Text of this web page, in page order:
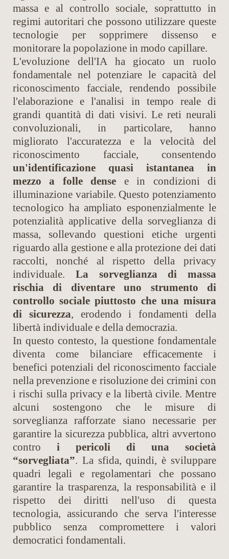
massa e al controllo sociale, soprattutto in
regimi autoritari che possono utilizzare queste
tecnologie per sopprimere dissenso e
monitorare la popolazione in modo capillare.
L'evoluzione dell'IA ha giocato un ruolo
fondamentale nel potenziare le capacità del
riconoscimento facciale, rendendo possibile
l'elaborazione e l'analisi in tempo reale di
grandi quantità di dati visivi. Le reti neurali
convoluzionali, in particolare, hanno
migliorato l'accuratezza e la velocità del
riconoscimento facciale, consentendo
un'identificazione quasi istantanea in
mezzo a folle dense e in condizioni di
illuminazione variabile. Questo potenziamento
tecnologico ha ampliato esponenzialmente le
potenzialità applicative della sorveglianza di
massa, sollevando questioni etiche urgenti
riguardo alla gestione e alla protezione dei dati
raccolti, nonché al rispetto della privacy
individuale. La sorveglianza di massa
rischia di diventare uno strumento di
controllo sociale piuttosto che una misura
di sicurezza, erodendo i fondamenti della
libertà individuale e della democrazia.
In questo contesto, la questione fondamentale
diventa come bilanciare efficacemente i
benefici potenziali del riconoscimento facciale
nella prevenzione e risoluzione dei crimini con
i rischi sulla privacy e la libertà civile. Mentre
alcuni sostengono che le misure di
sorveglianza rafforzate siano necessarie per
garantire la sicurezza pubblica, altri avvertono
contro i pericoli di una società
“sorvegliata”. La sfida, quindi, è sviluppare
quadri legali e regolamentari che possano
garantire la trasparenza, la responsabilità e il
rispetto dei diritti nell'uso di questa
tecnologia, assicurando che serva l'interesse
pubblico senza compromettere i valori
democratici fondamentali.